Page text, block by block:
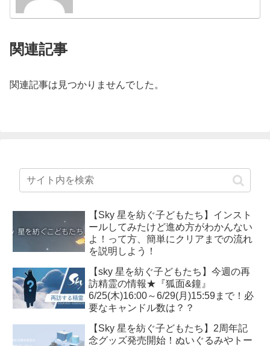
関連記事
関連記事は見つかりませんでした。
【Sky 星を紡ぐ子どもたち】インスト
ールしてみたけど進め方がわかんない
よ！って方、簡単にクリアまでの流れ
を説明しよう！
【sky 星を紡ぐ子どもたち】今週の再
訪精霊の情報★『狐面&鐘』
6/25(木)16:00～6/29(月)15:59まで！必
要なキャンドル数は？？
【Sky 星を紡ぐ子どもたち】2周年記
念グッズ発売開始！ぬいぐるみやトー